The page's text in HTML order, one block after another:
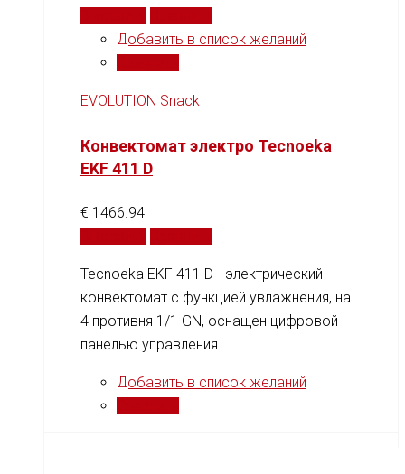
Добавить в список желаний
EVOLUTION Snack
Конвектомат электро Tecnoeka
EKF 411 D
€ 1466.94
Tecnoeka EKF 411 D - электрический
конвектомат с функцией увлажнения, на
4 противня 1/1 GN, оснащен цифровой
панелью управления.
Добавить в список желаний